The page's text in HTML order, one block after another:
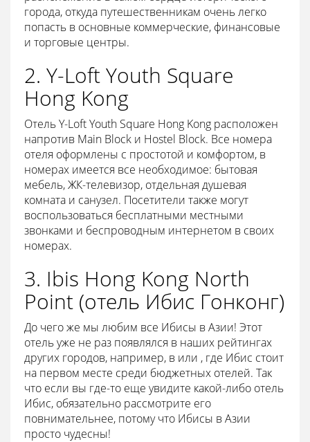
города, откуда путешественникам очень легко
попасть в основные коммерческие, финансовые
и торговые центры.
2. Y-Loft Youth Square
Hong Kong
Отель Y-Loft Youth Square Hong Kong расположен
напротив Main Block и Hostel Block. Все номера
отеля оформлены с простотой и комфортом, в
номерах имеется все необходимое: бытовая
мебель, ЖК-телевизор, отдельная душевая
комната и санузел. Посетители также могут
воспользоваться бесплатными местными
звонками и беспроводным интернетом в своих
номерах.
3. Ibis Hong Kong North
Point (отель Ибис Гонконг)
До чего же мы любим все Ибисы в Азии! Этот
отель уже не раз появлялся в наших рейтингах
других городов, например, в или , где Ибис стоит
на первом месте среди бюджетных отелей. Так
что если вы где-то еще увидите какой-либо отель
Ибис, обязательно рассмотрите его
повнимательнее, потому что Ибисы в Азии
просто чудесны!